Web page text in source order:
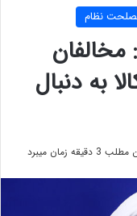
نظام
به دنبال
زمان میبرد